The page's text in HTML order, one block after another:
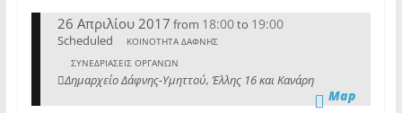
26 Απριλίου 2017 from 18:00to 19:00
Scheduled
ΚΟΙΝΟΤΗΤΑ ΔΑΦΝΗΣ
ΣΥΝΕΔΡΙΑΣΕΙΣ ΟΡΓΑΝΩΝ
Δημαρχείο Δάφνης-Υμηττού, Έλλης 16 και Κανάρη
Map